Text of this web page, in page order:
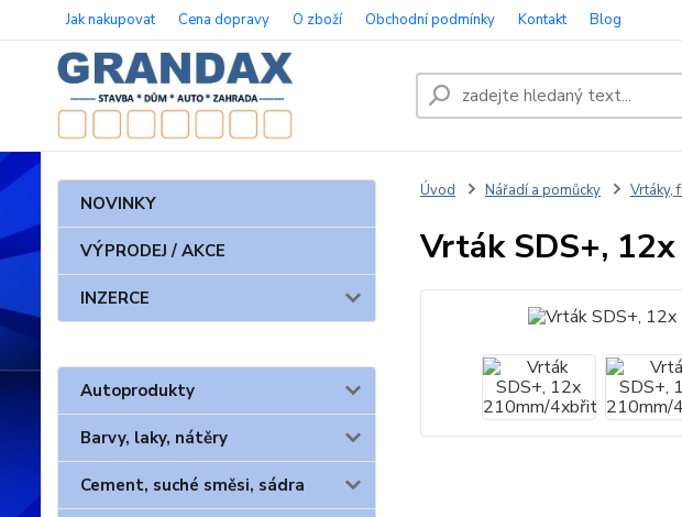
Jak nakupovat Cena dopravy O zboží Obchodní podmínky Kontakt Blog
NOVINKY
VÝPRODEJ / AKCE
INZERCE
Autoprodukty
Barvy, laky, nátěry
Cement, suché směsi, sádra
Úvod Nářadí a pomůcky Vrtáky,
Vrták SDS+,